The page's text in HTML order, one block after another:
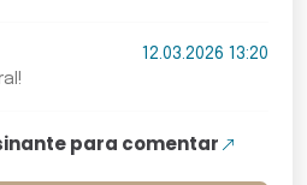
12.03.2026 13:20
para comentar